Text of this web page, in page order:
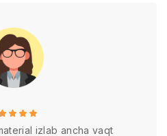
izlab ancha vaqt